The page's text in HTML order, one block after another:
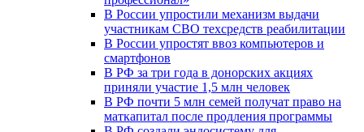
В России упростили механизм выдачи
участникам СВО техсредств реабилитации
В России упростят ввоз компьютеров и
смартфонов
В РФ за три года в донорских акциях
приняли участие 1,5 млн человек
В РФ почти 5 млн семей получат право на
маткапитал после продления программы